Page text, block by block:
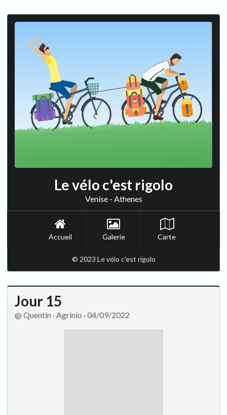
Le vélo c'est rigolo
Venise - Athenes
Accueil Galerie Carte
© 2023 Le vélo c'est rigolo
Jour 15
@ Quentin · Agrinio · 04/09/2022